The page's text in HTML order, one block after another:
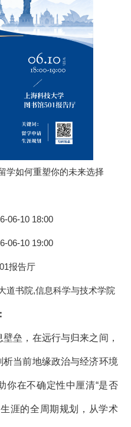
学如何重塑你的未来选择
06-10 18:00
06-10 19:00
报告厅
道书院,信息科学与技术学院
垒，在远行与归来之间，
当前地缘政治与经济环境
你在不确定性中厘清“是否
涯的全周期规划，从学术